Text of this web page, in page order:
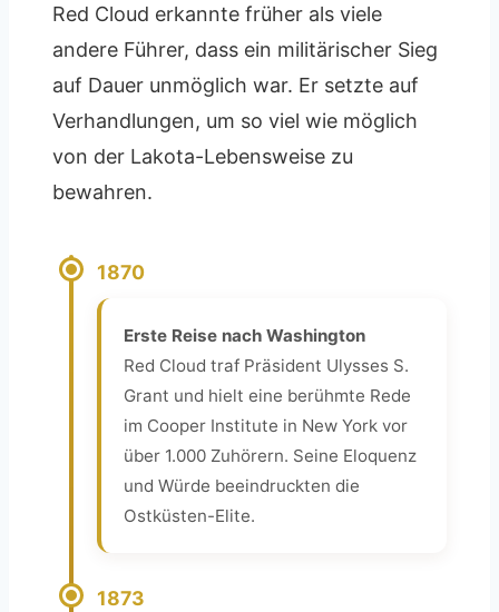
Red Cloud erkannte früher als viele
andere Führer, dass ein militärischer Sieg
auf Dauer unmöglich war. Er setzte auf
Verhandlungen, um so viel wie möglich
von der Lakota-Lebensweise zu
bewahren.
1870
Erste Reise nach Washington
Red Cloud traf Präsident Ulysses S.
Grant und hielt eine berühmte Rede
im Cooper Institute in New York vor
über 1.000 Zuhörern. Seine Eloquenz
und Würde beeindruckten die
Ostküsten-Elite.
1873